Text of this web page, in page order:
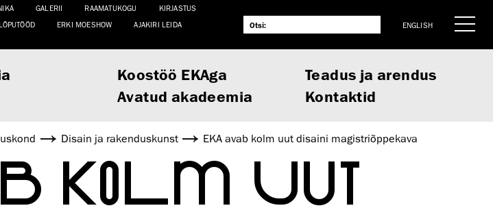
GALERII RAAMATUKOGU
KIRJASTUS
ERKI MOESHOW
AJAKIRI LEIDA
ENGLISH
Koostöö EKAga
Teadus ja arendus
Avatud akadeemia Kontaktid
Disain ja rakenduskunst EKA avab kolm uut disaini magistriõppekava
KOLM UUT